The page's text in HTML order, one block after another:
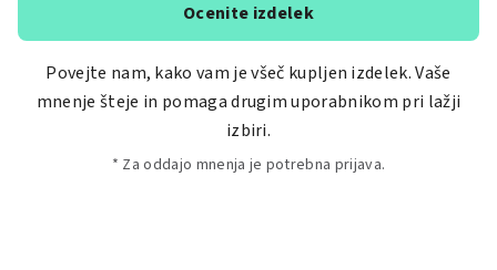
Ocenite izdelek
Povejte nam, kako vam je všeč kupljen izdelek. Vaše
mnenje šteje in pomaga drugim uporabnikom pri lažji
izbiri.
* Za oddajo mnenja je potrebna prijava.